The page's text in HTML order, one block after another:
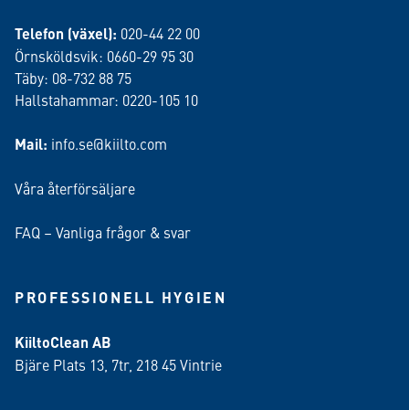
Telefon (växel): 020-44 22 00
Örnsköldsvik: 0660-29 95 30
Täby: 08-732 88 75
Hallstahammar: 0220-105 10
Mail: info.se@kiilto.com
Våra återförsäljare
FAQ – Vanliga frågor & svar
PROFESSIONELL HYGIEN
KiiltoClean AB
Bjäre Plats 13, 7tr, 218 45 Vintrie